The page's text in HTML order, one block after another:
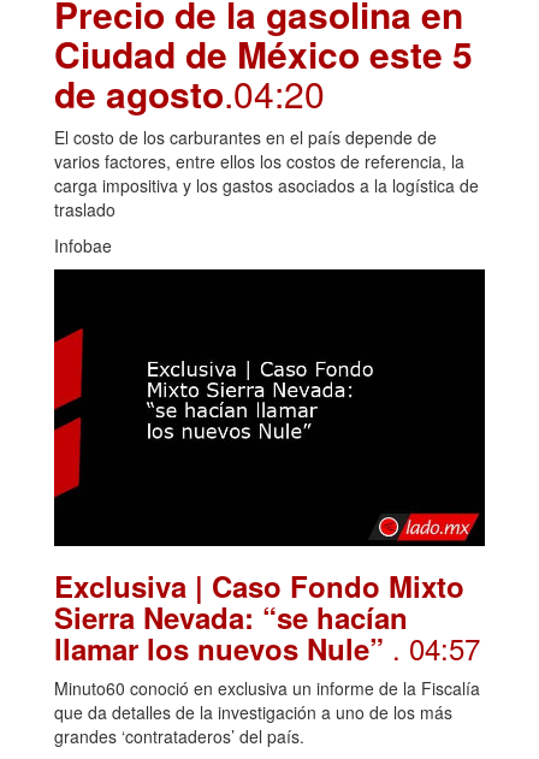
Precio de la gasolina en
Ciudad de México este 5
de agosto.04:20
El costo de los carburantes en el país depende de
varios factores, entre ellos los costos de referencia, la
carga impositiva y los gastos asociados a la logística de
traslado
Infobae
Exclusiva | Caso Fondo Mixto
Sierra Nevada: “se hacían
llamar los nuevos Nule” . 04:57
Minuto60 conoció en exclusiva un informe de la Fiscalía
que da detalles de la investigación a uno de los más
grandes ‘contrataderos’ del país.